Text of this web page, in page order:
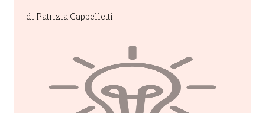
opportunità, quanto di aprirne di
di Patrizia Cappelletti